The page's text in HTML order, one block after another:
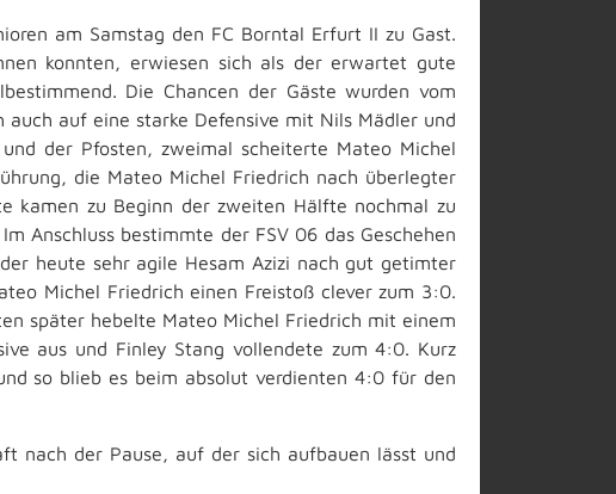
am Samstag den FC Borntal Erfurt II zu Gast.
konnten, erwiesen sich als der erwartet gute
Die Chancen der Gäste wurden vom
auf eine starke Defensive mit Nils Mädler und
der Pfosten, zweimal scheiterte Mateo Michel
die Mateo Michel Friedrich nach überlegter
kamen zu Beginn der zweiten Hälfte nochmal zu
Anschluss bestimmte der FSV 06 das Geschehen
heute sehr agile Hesam Azizi nach gut getimter
Michel Friedrich einen Freistoß clever zum 3:0.
später hebelte Mateo Michel Friedrich mit einem
aus und Finley Stang vollendete zum 4:0. Kurz
so blieb es beim absolut verdienten 4:0 für den
nach der Pause, auf der sich aufbauen lässt und